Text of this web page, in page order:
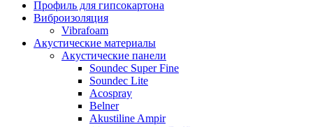
Профиль для гипсокартона
Виброизоляция
Vibrafoam
Акустические материалы
Акустические панели
Soundec Super Fine
Soundec Lite
Acospray
Belner
Akustiline Ampir